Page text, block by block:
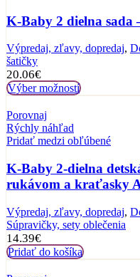
K-Baby 2 dielna sada
Výpredaj, zľavy, dopredaj,
šatičky
20.06€
Výber možností
Porovnaj
Rýchly náhľad
Pridať medzi obľúbené
K-Baby 2-dielna
rukávom a kraťasky
Výpredaj, zľavy, dopredaj,
Súpravičky, sety oblečenia
14.39€
Pridať do košíka